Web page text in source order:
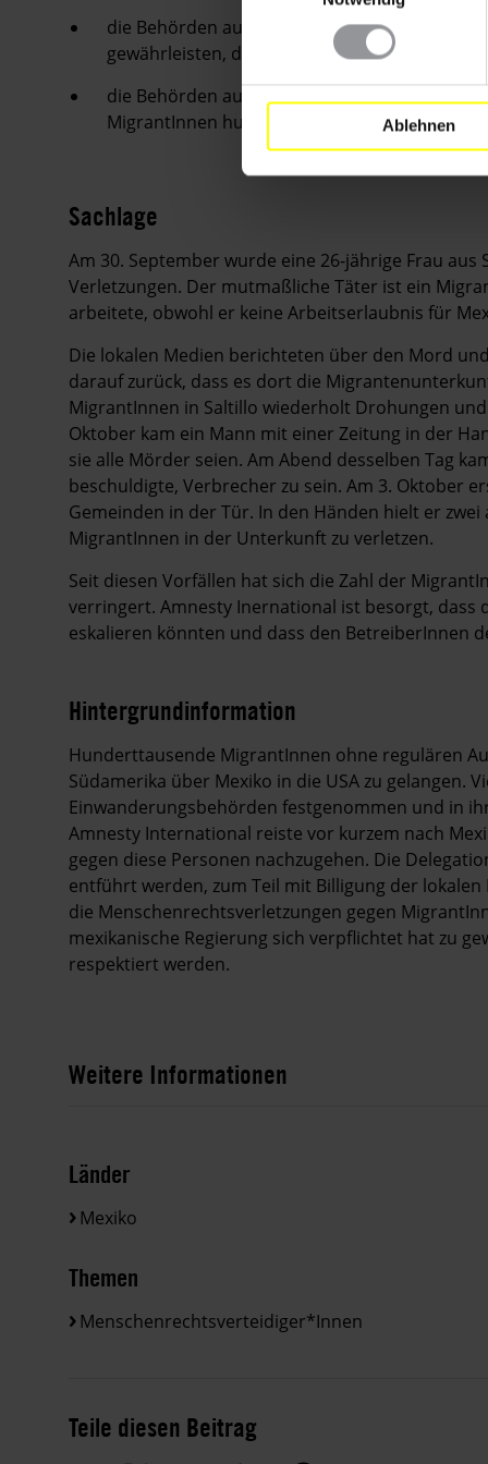
Ablehnen
die Behörden aufrufen, die Sicherheit der
gewährleisten, damit sie ihre Arbeit zum
die Behörden auffordern anzuerkennen,
MigrantInnen humanitäre Unterstützung bietet.
Sachlage
Am 30. September wurde eine 26-jährige Frau
Verletzungen. Der mutmaßliche Täter ist ein
arbeitete, obwohl er keine Arbeitserlaubnis für
Die lokalen Medien berichteten über den Mord
darauf zurück, dass es dort die
MigrantInnen in Saltillo wiederholt Drohungen
Oktober kam ein Mann mit einer Zeitung in der
sie alle Mörder seien. Am Abend desselben Tag
beschuldigte, Verbrecher zu sein. Am 3. Oktober
Gemeinden in der Tür. In den Händen hielt er
MigrantInnen in der Unterkunft zu verletzen.
Seit diesen Vorfällen hat sich die Zahl der
verringert. Amnesty Inernational ist besorgt,
eskalieren könnten und dass den BetreiberInnen
Hintergrundinformation
Hintergrund
Hunderttausende MigrantInnen ohne regulären
Südamerika über Mexiko in die USA zu gelangen.
Einwanderungsbehörden festgenommen und in
Amnesty International reiste vor kurzem nach
gegen diese Personen nachzugehen. Die
entführt werden, zum Teil mit Billigung der
die Menschenrechtsverletzungen gegen
mexikanische Regierung sich verpflichtet hat zu
respektiert werden.
Weitere Informationen
Länder
Mexiko
Themen
Menschenrechtsverteidiger*innen
Teile diesen Beitrag